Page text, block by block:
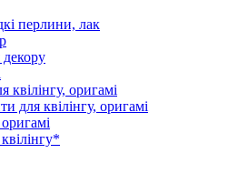
перлини, лак
квілінгу, оригамі
для квілінгу, оригамі